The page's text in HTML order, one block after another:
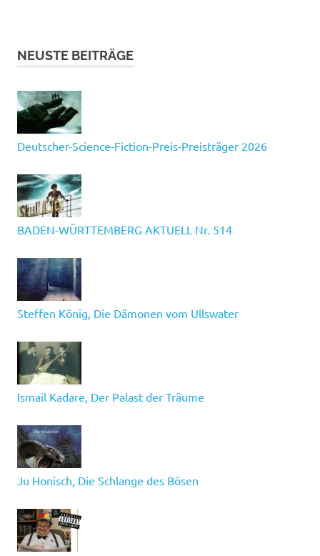
NEUSTE BEITRÄGE
Deutscher-Science-Fiction-Preis-Preisträger 2026
BADEN-WÜRTTEMBERG AKTUELL Nr. 514
Steffen König, Die Dämonen vom Ullswater
Ismail Kadare, Der Palast der Träume
Ju Honisch, Die Schlange des Bösen